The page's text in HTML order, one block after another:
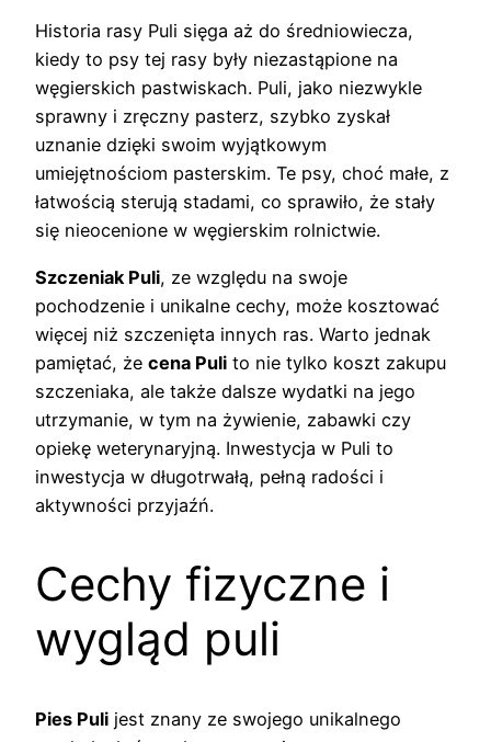
Historia rasy Puli sięga aż do średniowiecza,
kiedy to psy tej rasy były niezastąpione na
węgierskich pastwiskach. Puli, jako niezwykle
sprawny i zręczny pasterz, szybko zyskał
uznanie dzięki swoim wyjątkowym
umiejętnościom pasterskim. Te psy, choć małe, z
łatwością sterują stadami, co sprawiło, że stały
się nieocenione w węgierskim rolnictwie.
Szczeniak Puli, ze względu na swoje
pochodzenie i unikalne cechy, może kosztować
więcej niż szczenięta innych ras. Warto jednak
pamiętać, że cena Puli to nie tylko koszt zakupu
szczeniaka, ale także dalsze wydatki na jego
utrzymanie, w tym na żywienie, zabawki czy
opiekę weterynaryjną. Inwestycja w Puli to
inwestycja w długotrwałą, pełną radości i
aktywności przyjaźń.
Cechy fizyczne i
wygląd puli
Pies Puli jest znany ze swojego unikalnego